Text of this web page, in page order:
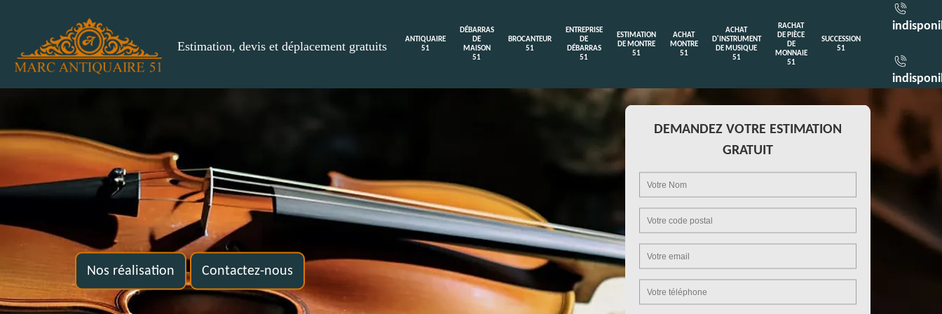
Estimation, devis et déplacement gratuits
ANTIQUAIRE
51
DÉBARRAS
DE
MAISON
51
BROCANTEUR
51
ENTREPRISE
DE
DÉBARRAS
51
ESTIMATION
DE MONTRE
51
ACHAT
MONTRE
51
ACHAT
D'INSTRUMENT
DE MUSIQUE
51
RACHAT
DE PIÈCE
DE
MONNAIE
51
SUCCESSION
51
Nos réalisation Contactez-nous
DEMANDEZ VOTRE ESTIMATION
GRATUIT